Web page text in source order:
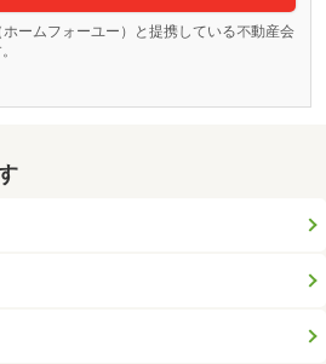
ームフォーユー）と提携している不動産会